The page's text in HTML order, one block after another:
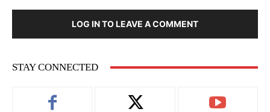
LOG IN TO LEAVE A COMMENT
STAY CONNECTED